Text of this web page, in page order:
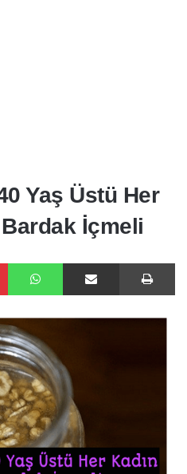
Yaş Üstü Her
İçmeli
Pinterest WhatsApp E-Posta ile paylaş